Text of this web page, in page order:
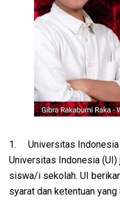
1.
Universitas Indonesia
Universitas Indonesia
siswa/i sekolah. UI
syarat dan ketentuan